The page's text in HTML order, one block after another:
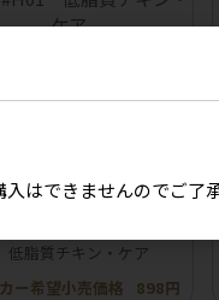
【BuddyFOOD】バデ
脂質チキン・ケア
ー希望小売価格
898円
はできませんのでご了